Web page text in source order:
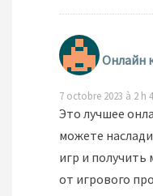
Онлайн
7 octobre 2023 à 2 h
Это лучшее
можете
игр и получить
от игрового